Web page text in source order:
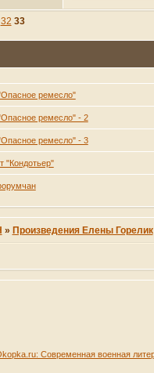
32 33
ремесло"
ремесло" - 2
ремесло" - 3
"Кондотьер"
» Произведения Елены Горелик